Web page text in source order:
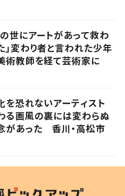
の世にアートがあって救わ
」変わり者と言われた少年
術教師を経て芸術家に
を恐れないアーティスト
る画風の裏には変わらぬ
があった 香川・高松市